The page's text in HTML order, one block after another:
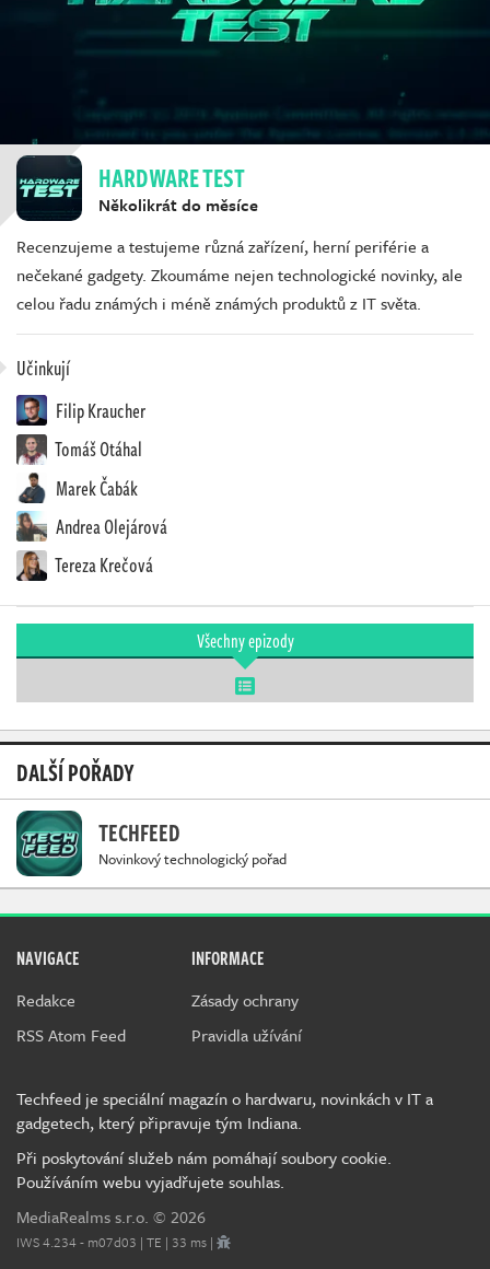
HARDWARE TEST
Několikrát do měsíce
Recenzujeme a testujeme různá zařízení, herní periférie a
nečekané gadgety. Zkoumáme nejen technologické novinky, ale
celou řadu známých i méně známých produktů z IT světa.
Učinkují
Filip Kraucher
Tomáš Otáhal
Marek Čabák
Andrea Olejárová
Tereza Krečová
Všechny epizody
DALŠÍ POŘADY
TECHFEED
Novinkový technologický pořad
NAVIGACE
Redakce
RSS Atom Feed
INFORMACE
Zásady ochrany
Pravidla užívání
Techfeed je speciální magazín o hardwaru, novinkách v IT a
gadgetech, který připravuje tým Indiana.
Při poskytování služeb nám pomáhají soubory cookie.
Používáním webu vyjadřujete souhlas.
MediaRealms s.r.o. © 2026
IWS 4.234 - m07d03 | TE | 33 ms |